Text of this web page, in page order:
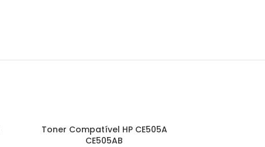
Toner Compatível HP CE505A
CE505AB